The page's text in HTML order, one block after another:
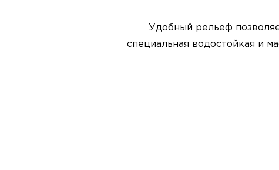
Удобный рельеф
специальная водостойкая и